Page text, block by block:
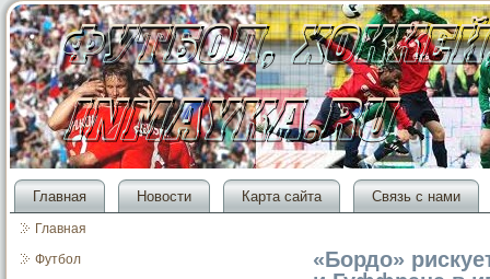
Главная Новости Карта сайта Связь с нами
Главная
Футбол
«Бордо»